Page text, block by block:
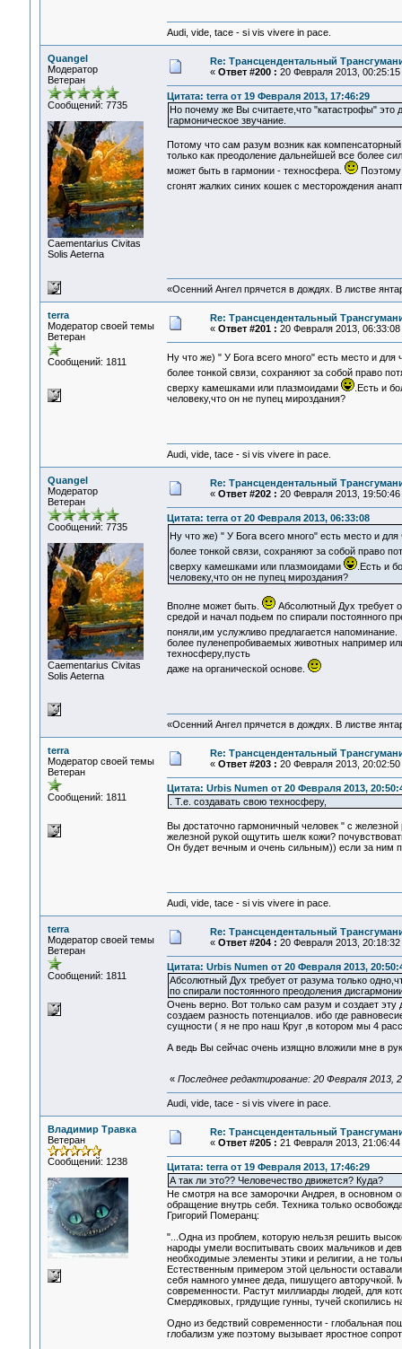
Audi, vide, tace - si vis vivere in pace.
Quangel
Модератор
Ветеран
Сообщений: 7735
Сaementarius Civitas
Solis Aeterna
Re: Трансцендентальный
« Ответ #200 : 20 Февраля 2013, 00:25:15
Цитата: terra от 19 Февраля 2013, 17:46:29
Но почему же Вы считаете,что "катастрофы" это
гармоническое звучание.
Потому что сам разум возник как
только как преодоление дальнейшей все более
может быть в гармонии - техносфера.
Поэтому
сгонят жалких синих кошек с месторождения
«Осенний Ангел прячется в дождях. В листве
terra
Модератор своей темы
Ветеран
Сообщений: 1811
Re: Трансцендентальный
« Ответ #201 : 20 Февраля 2013, 06:33:08
Ну что же) " У Бога всего много" есть место и для
более тонкой связи, сохраняют за собой право
сверху камешками или плазмоидами
.Есть и
человеку,что он не пупец мироздания?
Audi, vide, tace - si vis vivere in pace.
Quangel
Модератор
Ветеран
Сообщений: 7735
Сaementarius Civitas
Solis Aeterna
Re: Трансцендентальный
« Ответ #202 : 20 Февраля 2013, 19:50:46
Цитата: terra от 20 Февраля 2013, 06:33:08
Ну что же) " У Бога всего много" есть место и
более тонкой связи, сохраняют за собой право
сверху камешками или плазмоидами
.Есть и
человеку,что он не пупец мироздания?
Вполне может быть.
Абсолютный Дух требует
средой и начал подьем по спирали постоянного
поняли,им услужливо предлагается напоминание.
более пуленепробиваемых животных например
техносферу,пусть
даже на органической основе.
«Осенний Ангел прячется в дождях. В листве
terra
Модератор своей темы
Ветеран
Сообщений: 1811
Re: Трансцендентальный
« Ответ #203 : 20 Февраля 2013, 20:02:50
Цитата: Urbis Numen от 20 Февраля 2013,
. Т.е. создавать свою техносферу,
Вы достаточно гармоничный человек " с
железной рукой ощутить шелк кожи?
Он будет вечным и очень сильным)) если за ним
Audi, vide, tace - si vis vivere in pace.
terra
Модератор своей темы
Ветеран
Сообщений: 1811
Re: Трансцендентальный
« Ответ #204 : 20 Февраля 2013, 20:18:32
Цитата: Urbis Numen от 20 Февраля 2013,
Абсолютный Дух требует от разума только
по спирали постоянного преодоления
Очень верно. Вот только сам разум и создает
создаем разность потенциалов. ибо где
сущности ( я не про наш Круг ,в котором мы 4
А ведь Вы сейчас очень изящно вложили мне в
« Последнее редактирование: 20 Февраля 2013,
Audi, vide, tace - si vis vivere in pace.
Владимир Травка
Ветеран
Сообщений: 1238
Re: Трансцендентальный
« Ответ #205 : 21 Февраля 2013, 21:06:44
Цитата: terra от 19 Февраля 2013, 17:46:29
А так ли это?? Человечество движется? Куда?
Не смотря на все заморочки Андрея, в основном
обращение внутрь себя. Техника только
Григорий Померанц:
"...Одна из проблем, которую нельзя решить
народы умели воспитывать своих мальчиков и
необходимые элементы этики и религии, а не
Естественным примером этой цельности
себя намного умнее деда, пишущего авторучкой.
современности. Растут миллиарды людей, для
Смердяковых, грядущие гунны, тучей скопились
Одно из бедствий современности - глобальная
глобализм уже поэтому вызывает яростное